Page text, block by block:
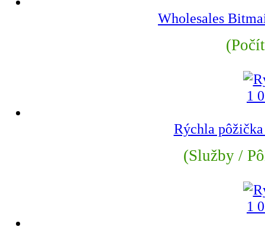
Wholesales
Rýchla
(Služby /